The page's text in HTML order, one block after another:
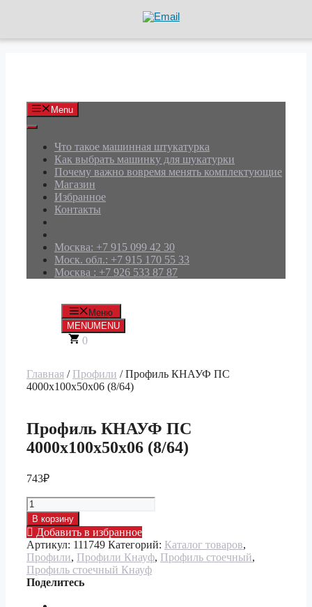
Menu
Что такое машинная штукатурка
Как выбрать машинку для шукатурки
Почему важно вовремя менять комплектующие
Магазин
Избранное
Контакты
Москва: +7 915 099 42 30
Моск. обл.: +7 915 170 55 33
Москва : +7 926 533 87 87
Меню
MENUMENU
0
Главная / Профили / Профиль КНАУФ ПС
4000х100х50х06 (8/64)
Профиль КНАУФ ПС
4000х100х50х06 (8/64)
743₽
Количество
товара
Профиль
КНАУФ
ПС
4000х100х50х06
(8/64)
В корзину
Добавить в избранное
Артикул: 111749 Категорий: Каталог товаров,
Профили, Профили Кнауф, Профиль стоечный,
Профиль стоечный Кнауф
Поделитесь